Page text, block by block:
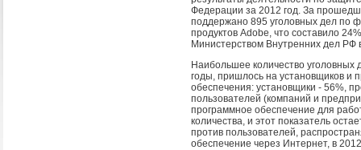
Федерации за 2012 год. За
поддержано 895 уголовных дел по
продуктов Adobe, что составило
Министерством Внутренних дел РФ
Наибольшее количество уголовных
годы, пришлось на установщиков и
обеспечения: установщики - 56%,
пользователей (компаний и
программное обеспечение для
количества, и этот показатель
против пользователей,
обеспечение через Интернет, в